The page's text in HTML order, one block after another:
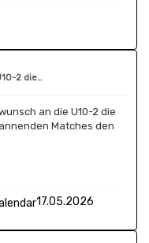
2 die…
an die U10-2 die
Matches den
17.05.2026